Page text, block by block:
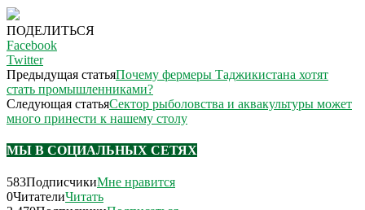
ПОДЕЛИТЬСЯ
Facebook
Twitter
Предыдущая статьяПочему фермеры Таджикистана хотят
стать промышленниками?
Следующая статьяСектор рыболовства и аквакультуры может
много принести к нашему столу
МЫ В СОЦИАЛЬНЫХ СЕТЯХ
583ПодписчикиМне нравится
0ЧитателиЧитать